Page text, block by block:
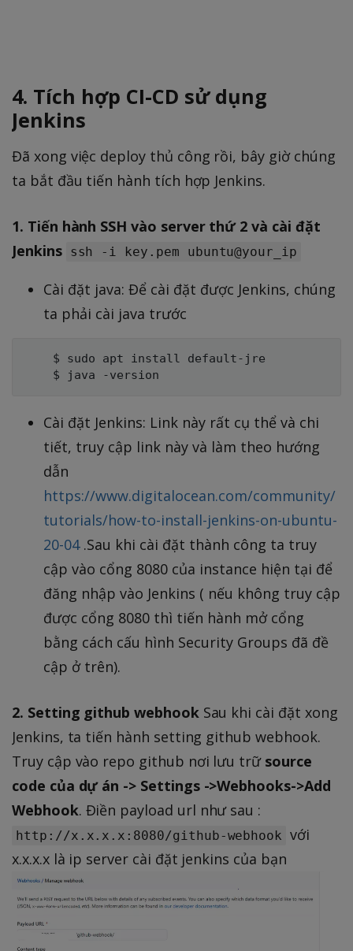
4. Tích hợp CI-CD sử dụng
Jenkins
Đã xong việc deploy thủ công rồi, bây giờ chúng
ta bắt đầu tiến hành tích hợp Jenkins.
1. Tiến hành SSH vào server thứ 2 và cài đặt
Jenkins ssh -i key.pem ubuntu@your_ip
Cài đặt java: Để cài đặt được Jenkins, chúng
ta phải cài java trước
    $ sudo apt install default-jre
Cài đặt Jenkins: Link này rất cụ thể và chi
tiết, truy cập link này và làm theo hướng
dẫn
https://www.digitalocean.com/community/
tutorials/how-to-install-jenkins-on-ubuntu-
20-04.Sau khi cài đặt thành công ta truy
cập vào cổng 8080 của instance hiện tại để
đăng nhập vào Jenkins ( nếu không truy cập
được cổng 8080 thì tiến hành mở cổng
bằng cách cấu hình Security Groups đã đề
cập ở trên).
2. Setting github webhook Sau khi cài đặt xong
Jenkins, ta tiến hành setting github webhook.
Truy cập vào repo github nơi lưu trữ source
code của dự án -> Settings ->Webhooks->Add
Webhook. Điền payload url như sau :
http://x.x.x.x:8080/github-webhook với
x.x.x.x là ip server cài đặt jenkins của bạn